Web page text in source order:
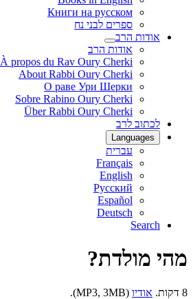
Книги на русском
ספרים לבני נח
אודות הרב
אודות הרב
À propos du Rav Oury Cherki
About Rabbi Oury Cherki
О раве Ури Шерки
Sobre Rabino Oury Cherki
Über Rabbi Oury Cherki
לכתוב לרב
Languages
עברית
Français
English
Русский
Español
Deutsch
Search
מהי מולדת?
8 דקות. אודיו (MP3, 3MB).